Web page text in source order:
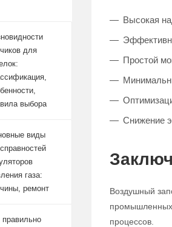
Высокая
Простой
Снижение
Воздушный
промышленных
процессов.
для
выбора
виды
газа:
ремонт
правильно